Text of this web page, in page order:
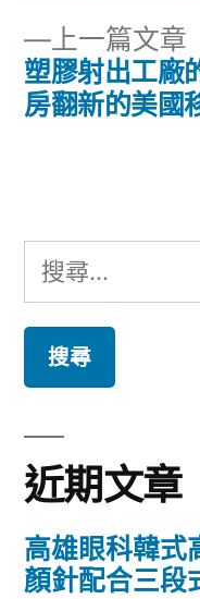
導
覽
上一篇文章
塑膠射出工廠
房翻新的美國
搜
尋
鍵
字:
近期文章
高雄眼科韓式
顏針配合三段